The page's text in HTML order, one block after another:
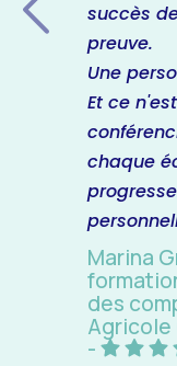
succès
preuve.
Une
Et ce
chaque
Marina
des
-